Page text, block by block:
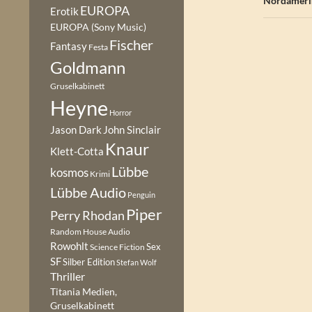
Erotik EUROPA
EUROPA (Sony Music)
Fantasy Festa Fischer
Goldmann
Gruselkabinett
Heyne Horror
Jason Dark John Sinclair
Klett-Cotta Knaur
kosmos Krimi Lübbe
Lübbe Audio Penguin
Perry Rhodan Piper
Random House Audio
Rowohlt Science Fiction Sex
SFSilber EditionStefan Wolf
Thriller
Titania Medien,
Gruselkabinett